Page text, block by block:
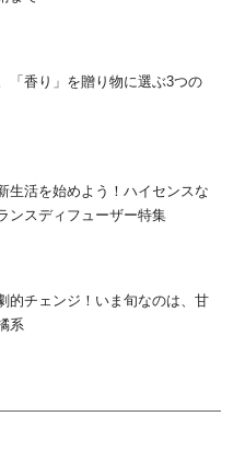
「香り」を贈り物に選ぶ3つの
生活を始めよう！ハイセンスな
ンスディフューザー特集
的チェンジ！いま旬なのは、甘
系